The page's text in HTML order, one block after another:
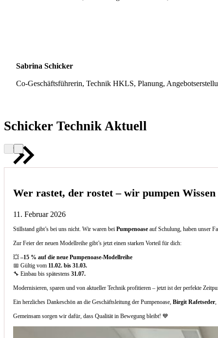
Sabrina Schicker
Co-Geschäftsführerin, Technik HKLS, Planung,
Schicker Technik Aktuell
Wer rastet, der rostet – wir pumpen
11. Februar 2026
Stillstand gibt’s bei uns nicht. Wir waren beiPumpenoase auf Schulung, haben unser
Zur Feier der neuen Modellreihe gibt’s jetzt einen starken Vorteil für dich:
💥–15 % auf die neue Pumpenoase-Modellreihe
📅 Gültig vom 11.02. bis 31.03.
🔧 Einbau bis spätestens31.07.
Modernisieren, sparen und von aktueller Technik profitieren – jetzt ist der perfekte
Ein herzliches Dankeschön an die Geschäftsleitung der Pumpenoase,Birgit Rafetseder
Gemeinsam sorgen wir dafür, dass Qualität in Bewegung bleibt! 💙